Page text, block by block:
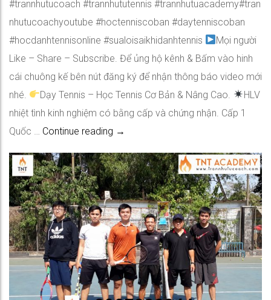
#trannhutucoach #trannhututennis #trannhutuacademy#tran
nhutucoachyoutube #hoctenniscoban #daytenniscoban
#hocdanhtennisonline #sualoisaikhidanhtennis
Mọi người
Like – Share – Subscribe. Để ủng hộ kênh & Bấm vào hinh
cái chuông kế bên nút đăng ký để nhận thông báo video mới
nhé.
Dạy Tennis – Học Tennis Cơ Bản & Nâng Cao.
HLV
nhiệt tình kinh nghiệm có bằng cấp và chứng nhận. Cấp 1
Quốc … Continue reading Tập Lực Tay Với Dụng Cụ Hỗ Trợ P.2
→